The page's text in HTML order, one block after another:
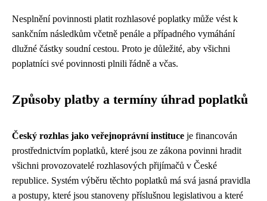
Nesplnění povinnosti platit rozhlasové poplatky může vést k
sankčním následkům včetně penále a případného vymáhání
dlužné částky soudní cestou. Proto je důležité, aby všichni
poplatníci své povinnosti plnili řádně a včas.
Způsoby platby a termíny úhrad poplatků
Český rozhlas jako veřejnoprávní instituce je financován
prostřednictvím poplatků, které jsou ze zákona povinni hradit
všichni provozovatelé rozhlasových přijímačů v České
republice. Systém výběru těchto poplatků má svá jasná pravidla
a postupy, které jsou stanoveny příslušnou legislativou a které